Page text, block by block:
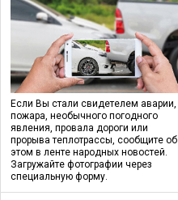
Если Вы стали свидетелем аварии,
пожара, необычного погодного
явления, провала дороги или
прорыва теплотрассы, сообщите об
этом в ленте народных новостей.
Загружайте фотографии через
специальную форму.